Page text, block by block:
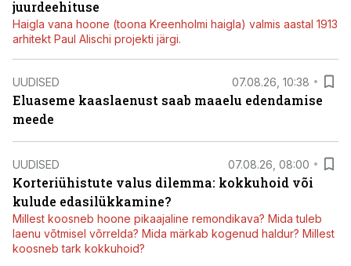
juurdeehituse
Haigla vana hoone (toona Kreenholmi haigla) valmis aastal 1913
arhitekt Paul Alischi projekti järgi.
UUDISED 07.08.26, 10:38
Eluaseme kaaslaenust saab maaelu edendamise
meede
UUDISED 07.08.26, 08:00
Korteriühistute valus dilemma: kokkuhoid või
kulude edasilükkamine?
Millest koosneb hoone pikaajaline remondikava? Mida tuleb
laenu võtmisel võrrelda? Mida märkab kogenud haldur? Millest
koosneb tark kokkuhoid?